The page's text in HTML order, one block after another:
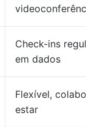
Check-ins
em dados
Flexível,
estar